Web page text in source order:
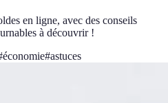
en ligne, avec des conseils
à découvrir !
économie#astuces